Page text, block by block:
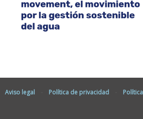
Aviso legal Política de privacidad